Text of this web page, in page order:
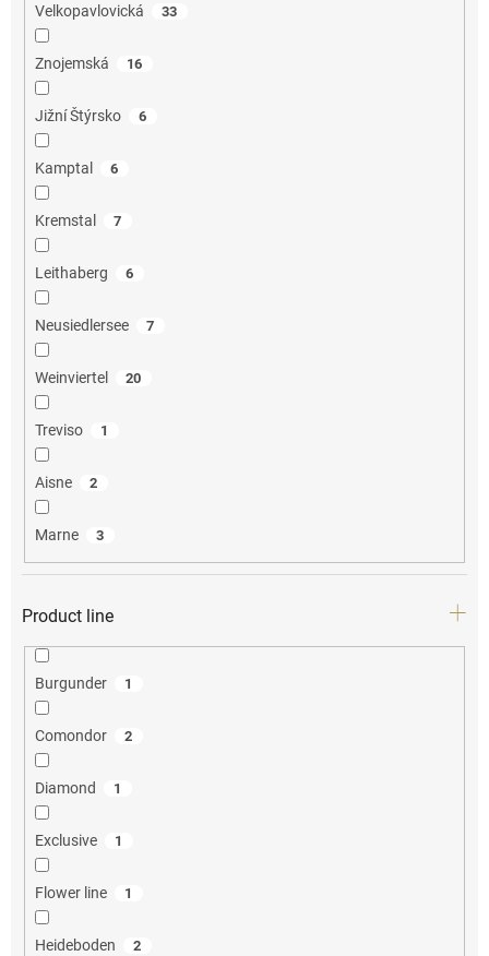
Velkopavlovická 33
Znojemská 16
Jižní Štýrsko 6
Kamptal 6
Kremstal 7
Leithaberg 6
Neusiedlersee 7
Weinviertel 20
Treviso 1
Aisne 2
Marne 3
Product line
Burgunder 1
Comondor 2
Diamond 1
Exclusive 1
Flower line 1
Heideboden 2